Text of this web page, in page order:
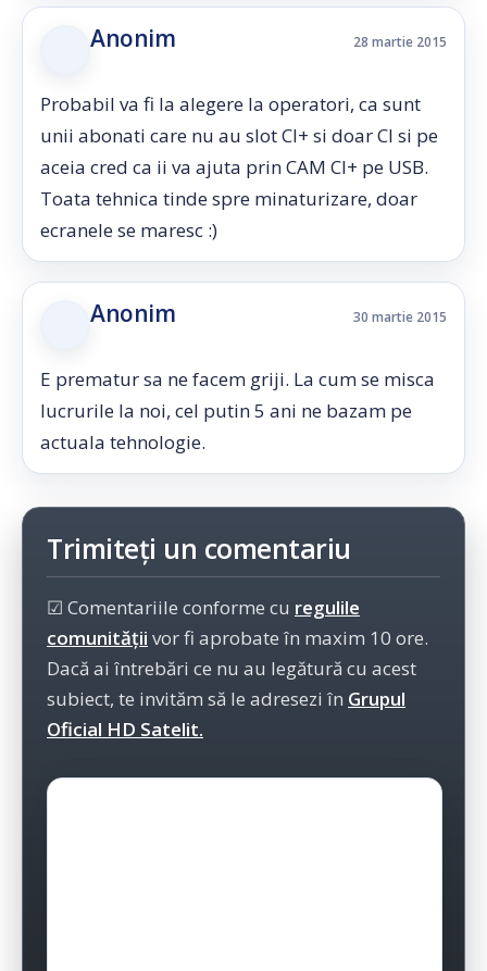
Anonim 28 martie 2015
Probabil va fi la alegere la operatori, ca sunt
unii abonati care nu au slot CI+ si doar CI si pe
aceia cred ca ii va ajuta prin CAM CI+ pe USB.
Toata tehnica tinde spre minaturizare, doar
ecranele se maresc :)
Anonim 30 martie 2015
E prematur sa ne facem griji. La cum se misca
lucrurile la noi, cel putin 5 ani ne bazam pe
actuala tehnologie.
Trimiteți un comentariu
☑ Comentariile conforme cu regulile
comunității vor fi aprobate în maxim 10 ore.
Dacă ai întrebări ce nu au legătură cu acest
subiect, te invităm să le adresezi în Grupul
Oficial HD Satelit.